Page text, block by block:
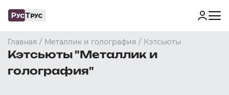
Главная / Металлик и голография / Кэтсьюты
Кэтсьюты "Металлик и
голография"